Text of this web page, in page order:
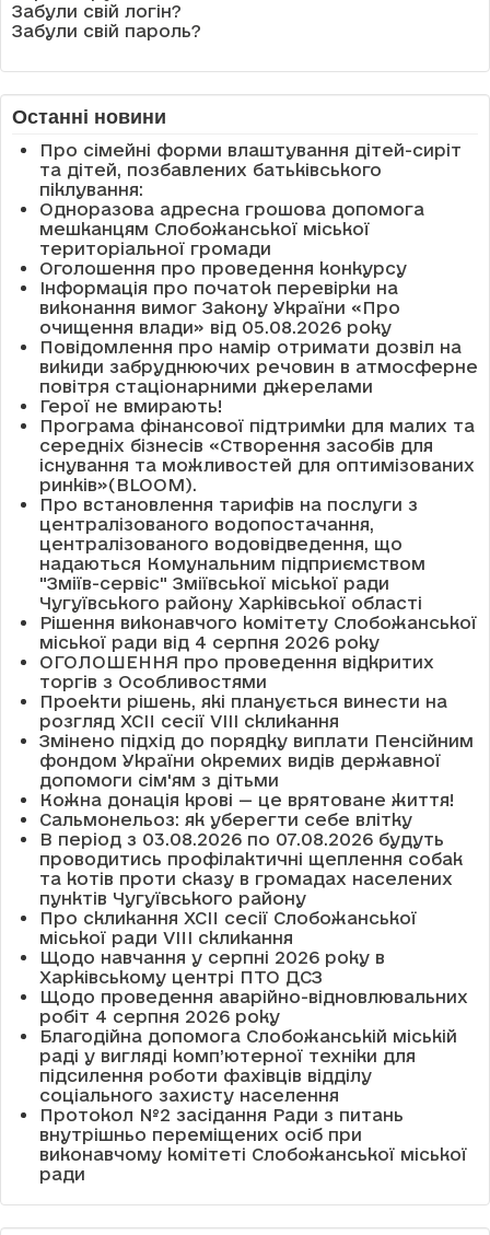
Забули свій логін?
Забули свій пароль?
Останні новини
Про сімейні форми влаштування дітей-сиріт
та дітей, позбавлених батьківського
піклування:
Одноразова адресна грошова допомога
мешканцям Слобожанської міської
територіальної громади
Оголошення про проведення конкурсу
Інформація про початок перевірки на
виконання вимог Закону України «Про
очищення влади» від 05.08.2026 року
Повідомлення про намір отримати дозвіл на
викиди забруднюючих речовин в атмосферне
повітря стаціонарними джерелами
Герої не вмирають!
Програма фінансової підтримки для малих та
середніх бізнесів «Створення засобів для
існування та можливостей для оптимізованих
ринків»(BLOOM).
Про встановлення тарифів на послуги з
централізованого водопостачання,
централізованого водовідведення, що
надаються Комунальним підприємством
"Зміїв-сервіс" Зміївської міської ради
Чугуївського району Харківської області
Рішення виконавчого комітету Слобожанської
міської ради від 4 серпня 2026 року
ОГОЛОШЕННЯ про проведення відкритих
торгів з Особливостями
Проекти рішень, які планується винести на
розгляд XCII сесії VІІІ скликання
Змінено підхід до порядку виплати Пенсійним
фондом України окремих видів державної
допомоги сім'ям з дітьми
Кожна донація крові — це врятоване життя!
Сальмонельоз: як уберегти себе влітку
В період з 03.08.2026 по 07.08.2026 будуть
проводитись профілактичні щеплення собак
та котів проти сказу в громадах населених
пунктів Чугуївського району
Про скликання XCII сесії Слобожанської
міської ради VIII скликання
Щодо навчання у серпні 2026 року в
Харківському центрі ПТО ДСЗ
Щодо проведення аварійно-відновлювальних
робіт 4 серпня 2026 року
Благодійна допомога Слобожанській міській
раді у вигляді комп’ютерної техніки для
підсилення роботи фахівців відділу
соціального захисту населення
Протокол №2 засідання Ради з питань
внутрішньо переміщених осіб при
виконавчому комітеті Слобожанської міської
ради